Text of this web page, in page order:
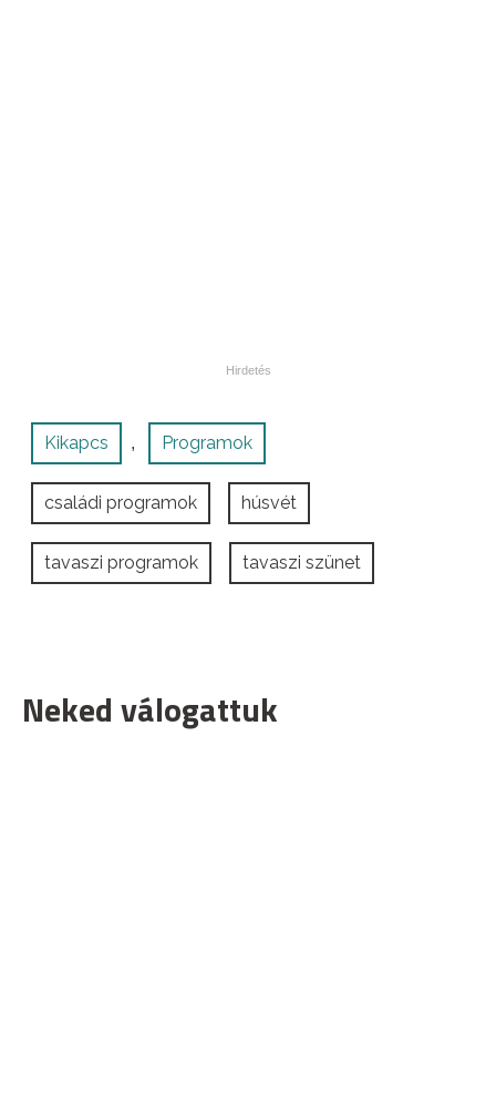
Kikapcs , Programok
családi programok húsvét
tavaszi programok tavaszi szünet
Neked válogattuk